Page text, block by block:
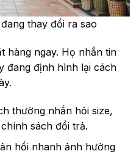
thay đổi ra sao
hàng ngay. Họ nhắn tin
đang định hình lại cách
thường nhắn hỏi size,
sách đổi trả.
hồi nhanh ảnh hưởng